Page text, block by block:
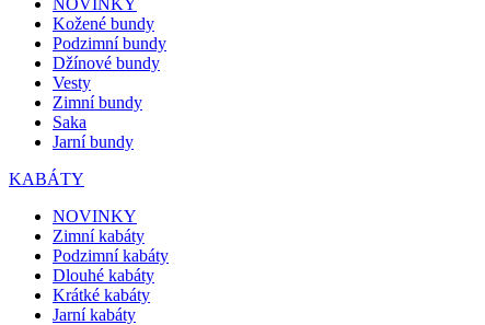
NOVINKY
Kožené bundy
Podzimní bundy
Džínové bundy
Vesty
Zimní bundy
Saka
Jarní bundy
KABÁTY
NOVINKY
Zimní kabáty
Podzimní kabáty
Dlouhé kabáty
Krátké kabáty
Jarní kabáty